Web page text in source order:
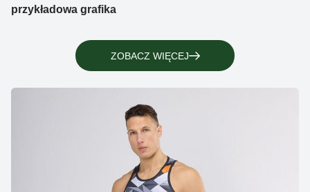
przykładowa grafika
ZOBACZ WIĘCEJ